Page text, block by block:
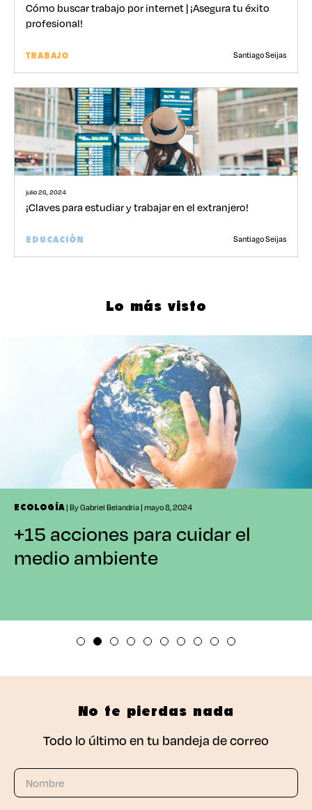
Cómo buscar trabajo por internet | ¡Asegura tu éxito
profesional!
TRABAJO Santiago Seijas
julio 26, 2024
¡Claves para estudiar y trabajar en el extranjero!
EDUCACIÓN Santiago Seijas
Lo más visto
ECOLOGÍA| By Gabriel Belandria | mayo 8, 2024
+15 acciones para cuidar el
medio ambiente
No te pierdas nada
Todo lo último en tu bandeja de correo